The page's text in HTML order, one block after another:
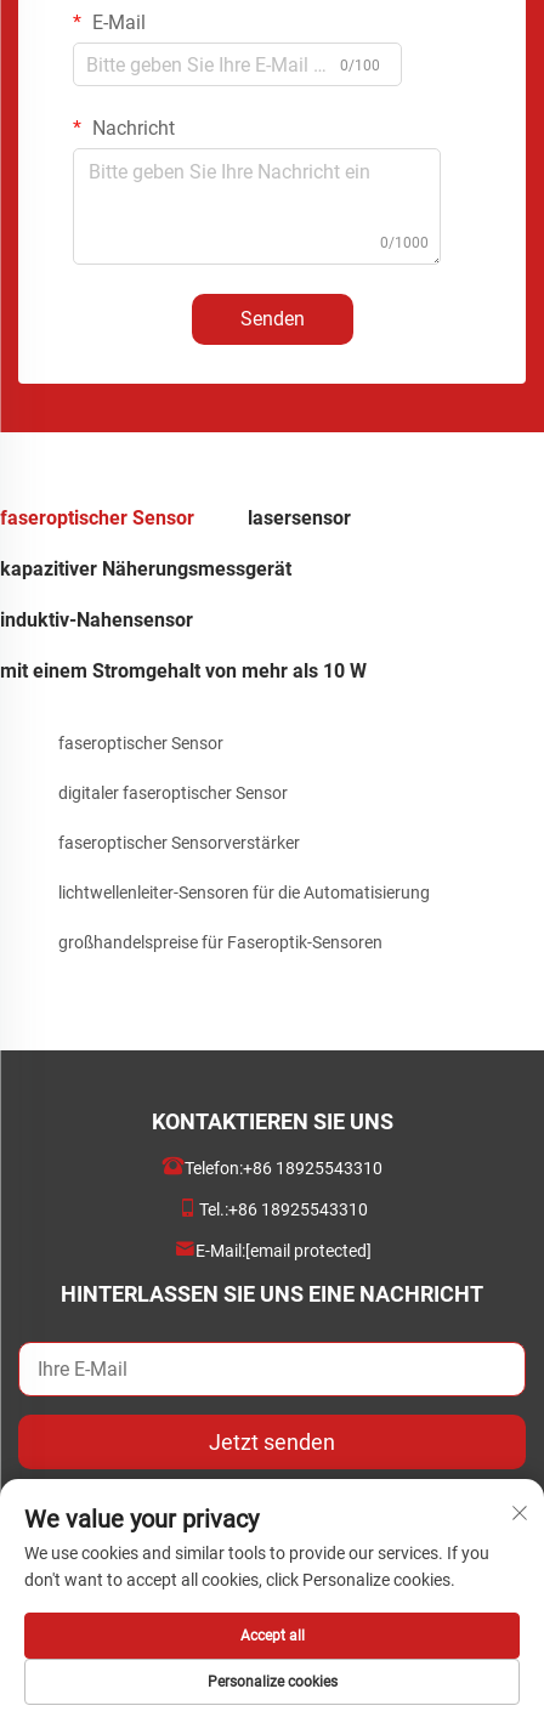
E-Mail
0/100
Nachricht
0/1000
Senden
faseroptischer Sensor lasersensor
kapazitiver Näherungsmessgerät
induktiv-Nahensensor
mit einem Stromgehalt von mehr als 10 W
faseroptischer Sensor
digitaler faseroptischer Sensor
faseroptischer Sensorverstärker
lichtwellenleiter-Sensoren für die Automatisierung
großhandelspreise für Faseroptik-Sensoren
KONTAKTIEREN SIE UNS
Telefon:+86 18925543310
Tel.:+86 18925543310
E-Mail:[email protected]
HINTERLASSEN SIE UNS EINE NACHRICHT
Jetzt senden
Urheberrecht © Copyright 2024 Foshan Chengwei Industrial
Automation Co., Ltd. Alle Rechte vorbehalten
We value your privacy
We use cookies and similar tools to provide our services. If you
don't want to accept all cookies, click Personalize cookies.
Personalize cookies
Accept all